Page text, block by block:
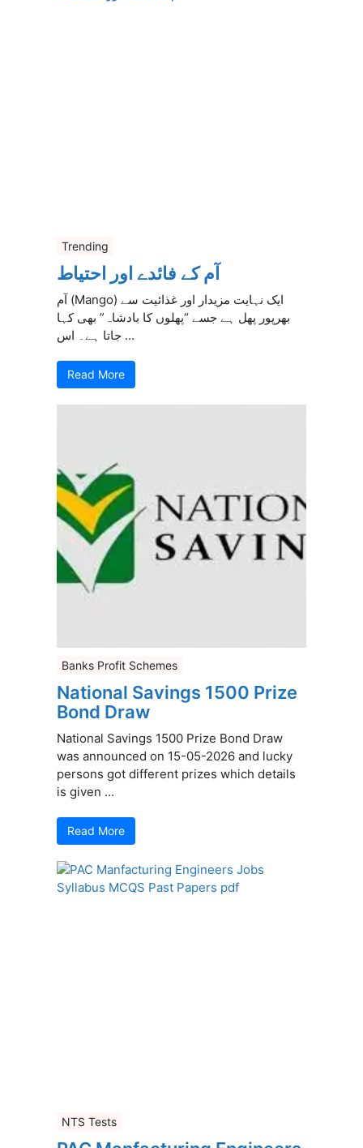
Trending
آم کے فائدے اور احتیاط
آم (Mango) ایک نہایت مزیدار اور غذائیت سے
بھرپور پھل ہے جسے “پھلوں کا بادشاہ” بھی کہا
جاتا ہے۔ اس ...
Read More
Banks Profit Schemes
National Savings 1500 Prize
Bond Draw
National Savings 1500 Prize Bond Draw
was announced on 15-05-2026 and lucky
persons got different prizes which details
is given ...
Read More
NTS Tests